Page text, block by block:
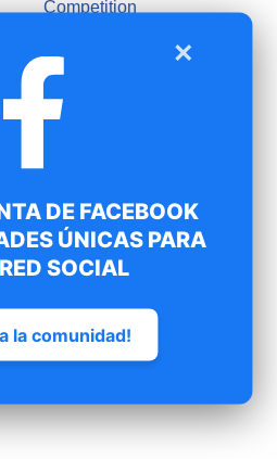
Camiseta S550 PowerPro
Competition
23.00
×
DE FACEBOOK
ÚNICAS PARA
SOCIAL
la comunidad!